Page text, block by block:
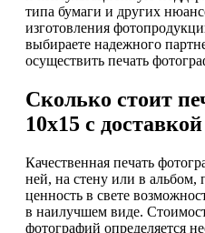
типа бумаги и других
изготовления
выбираете надежного
осуществить печать
Сколько стоит
10х15 с доставкой
Качественная печать
ней, на стену или в альбом,
ценность в свете
в наилучшем виде.
фотографий определяется